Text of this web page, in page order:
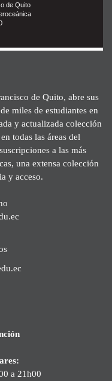
de Quito
de Quito, abre sus
miles de estudiantes en
y actualizada colección
todas las áreas del
a las más
una extensa colección
y acceso.
a 21h00